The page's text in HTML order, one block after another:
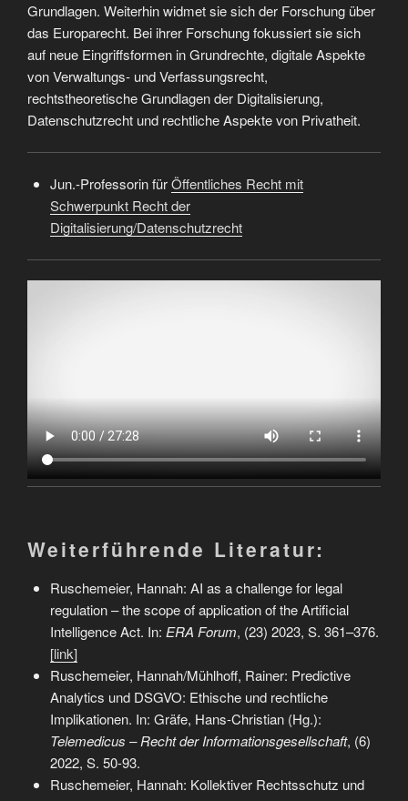
Grundlagen. Weiterhin widmet sie sich der Forschung über
das Europarecht. Bei ihrer Forschung fokussiert sie sich
auf neue Eingriffsformen in Grundrechte, digitale Aspekte
von Verwaltungs- und Verfassungsrecht,
rechtstheoretische Grundlagen der Digitalisierung,
Datenschutzrecht und rechtliche Aspekte von Privatheit.
Jun.-Professorin fürÖffentliches Recht mit
Schwerpunkt Recht der
Digitalisierung/Datenschutzrecht
Weiterführende Literatur:
Ruschemeier, Hannah: AI as a challenge for legal
regulation – the scope of application of the Artificial
Intelligence Act. In: ERA Forum, (23) 2023, S. 361–376.
[link]
Ruschemeier, Hannah/Mühlhoff, Rainer: Predictive
Analytics und DSGVO: Ethische und rechtliche
Implikationen. In: Gräfe, Hans-Christian (Hg.):
Telemedicus – Recht der Informationsgesellschaft, (6)
2022, S. 50-93.
Ruschemeier, Hannah: Kollektiver Rechtsschutz und